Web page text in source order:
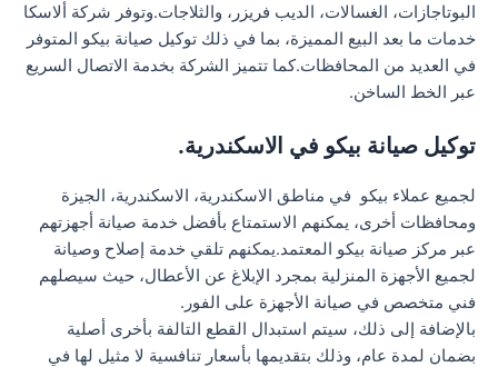
البوتاجازات، الغسالات، الديب فريزر، والثلاجات.وتوفر شركة ألاسكا
خدمات ما بعد البيع المميزة، بما في ذلك توكيل صيانة بيكو المتوفر
في العديد من المحافظات.كما تتميز الشركة بخدمة الاتصال السريع
عبر الخط الساخن.
توكيل صيانة بيكو في الاسكندرية.
لجميع عملاء بيكو في مناطق الاسكندرية، الاسكندرية، الجيزة
ومحافظات أخرى، يمكنهم الاستمتاع بأفضل خدمة صيانة أجهزتهم
عبر مركز صيانة بيكو المعتمد.يمكنهم تلقي خدمة إصلاح وصيانة
لجميع الأجهزة المنزلية بمجرد الإبلاغ عن الأعطال، حيث سيصلهم
فني متخصص في صيانة الأجهزة على الفور.
بالإضافة إلى ذلك، سيتم استبدال القطع التالفة بأخرى أصلية
بضمان لمدة عام، وذلك بتقديمها بأسعار تنافسية لا مثيل لها في